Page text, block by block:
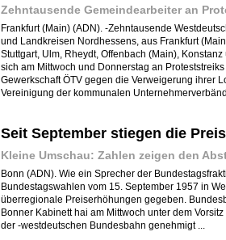
Zehntausende Gemeindearbeiter an
Frankfurt (Main) (ADN). -Zehntausende
und Landkreisen Nordhessens, aus Frankfurt
Stuttgart, Ulm, Rheydt, Offenbach (Main),
sich am Mittwoch und Donnerstag an
Gewerkschaft ÖTV gegen die Verweigerung ihrer
Vereinigung der kommunalen
Seit September stiegen die
Kleine Umschau: Zahlen zeigen den
Bonn (ADN). Wie ein Sprecher der
Bundestagswahlen vom 15. September 1957 in
überregionale Preiserhöhungen gegeben.
Bonner Kabinett hai am Mittwoch unter dem
der -westdeutschen Bundesbahn genehmigt ...